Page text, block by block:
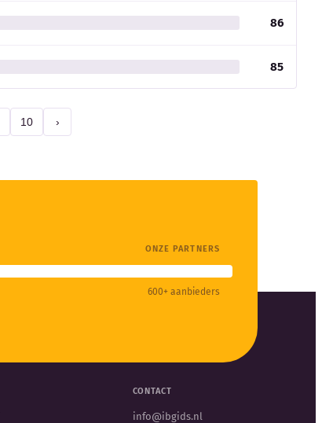
86
85
10 ›
ONZE PARTNERS
600+ aanbieders
CONTACT
info@ibgids.nl